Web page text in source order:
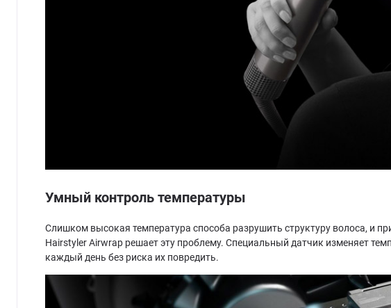
Умный контроль температуры
Слишком высокая температура способа разрушить структуру волоса, и
Hairstyler Airwrap решает эту проблему. Специальный датчик изменяет
каждый день без риска их повредить.